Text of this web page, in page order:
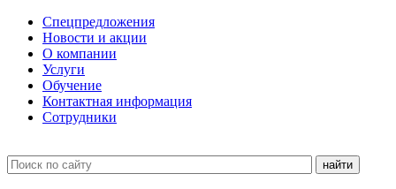
Спецпредложения
Новости и акции
О компании
Услуги
Обучение
Контактная информация
Сотрудники